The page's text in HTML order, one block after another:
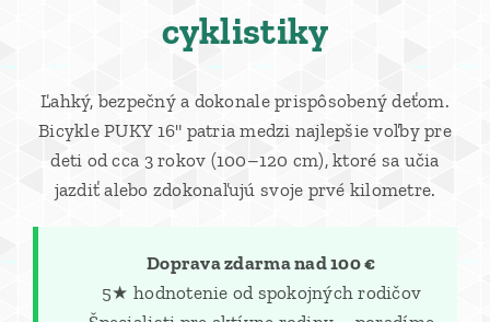
cyklistiky
Ľahký, bezpečný a dokonale prispôsobený deťom.
Bicykle PUKY 16" patria medzi najlepšie voľby pre
deti od cca 3 rokov (100–120 cm), ktoré sa učia
jazdiť alebo zdokonaľujú svoje prvé kilometre.
🚚 Doprava zdarma nad 100 €
⭐ 5★ hodnotenie od spokojných rodičov